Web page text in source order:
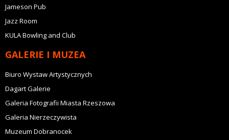
Jameson Pub
Jazz Room
KULA Bowling and Club
GALERIE I MUZEA
Biuro Wystaw Artystycznych
Dagart Galerie
Galeria Fotografii Miasta Rzeszowa
Galeria Nierzeczywista
Muzeum Dobranocek